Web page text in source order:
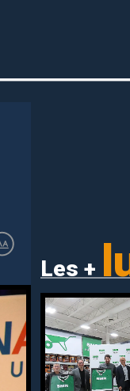
Les +